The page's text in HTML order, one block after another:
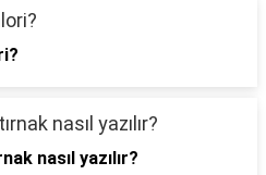
nasıl yazılır?